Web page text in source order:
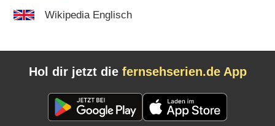
Wikipedia Englisch
Hol dir jetzt die fernsehserien.de App